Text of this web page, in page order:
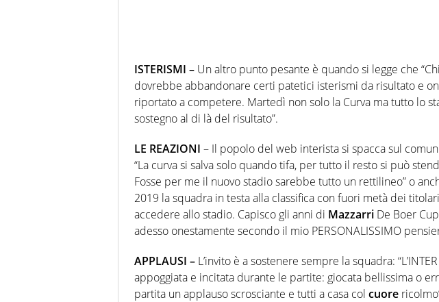
ISTERISMI – Un altro punto pesante è quando si legge che
dovrebbe abbandonare certi patetici isterismi da risultato e
riportato a competere. Martedì non solo la Curva ma tutto lo
sostegno al di là del risultato”.
LE REAZIONI – Il popolo del web interista si spacca sul
“La curva si salva solo quando tifa, per tutto il resto si può
Fosse per me il nuovo stadio sarebbe tutto un rettilineo” o
2019 la squadra in testa alla classifica con fuori metà dei
accedere allo stadio. Capisco gli anni di Mazzarri De Boer
adesso onestamente secondo il mio PERSONALISSIMO
APPLAUSI – L’invito è a sostenere sempre la squadra:
appoggiata e incitata durante le partite: giocata bellissima o
partita un applauso scrosciante e tutti a casa col cuore